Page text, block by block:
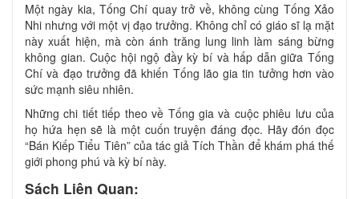
Một ngày kia, Tống Chí quay trở về, không cùng Tống Xảo
Nhi nhưng với một vị đạo trưởng. Không chỉ có giáo sĩ lạ mặt
này xuất hiện, mà còn ánh trăng lung linh làm sáng bừng
không gian. Cuộc hội ngộ đầy kỳ bí và hấp dẫn giữa Tống
Chí và đạo trưởng đã khiến Tống lão gia tin tưởng hơn vào
sức mạnh siêu nhiên.
Những chi tiết tiếp theo về Tống gia và cuộc phiêu lưu của
họ hứa hẹn sẽ là một cuốn truyện đáng đọc. Hãy đón đọc
“Bán Kiếp Tiểu Tiên” của tác giả Tích Thần để khám phá thế
giới phong phú và kỳ bí này.
Sách Liên Quan: